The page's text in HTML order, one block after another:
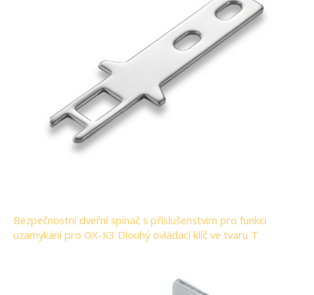
Bezpečnostní dveřní spínač s příslušenstvím pro funkci
uzamykání pro OX-K3 Dlouhý ovládací klíč ve tvaru T